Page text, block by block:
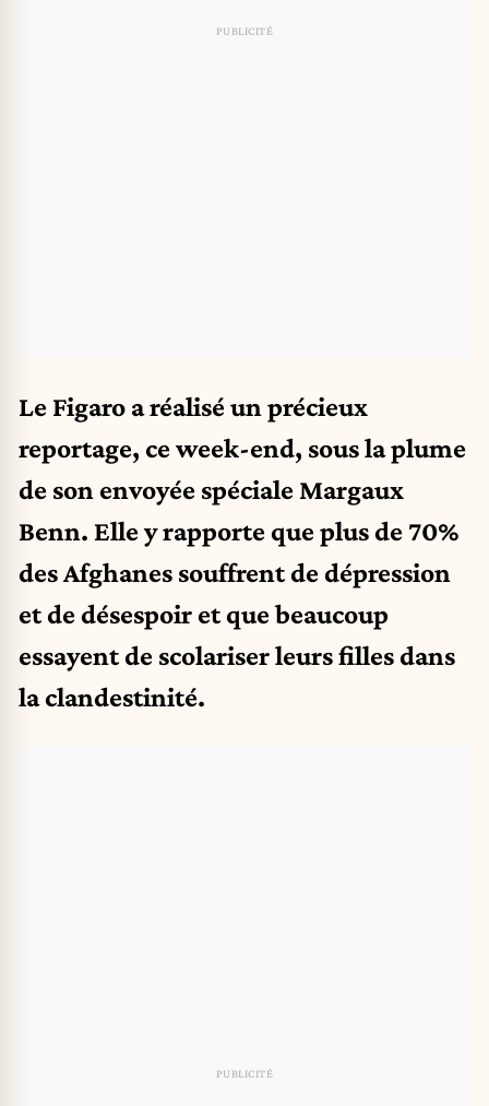
Le Figaro a réalisé un précieux
reportage, ce week-end, sous la plume
de son envoyée spéciale Margaux
Benn. Elle y rapporte que plus de 70%
des Afghanes souffrent de dépression
et de désespoir et que beaucoup
essayent de scolariser leurs filles dans
la clandestinité.